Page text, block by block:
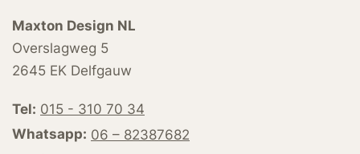
Maxton Design NL
Overslagweg 5
2645 EK Delfgauw
Tel: 015 - 310 70 34
Whatsapp: 06 – 82387682